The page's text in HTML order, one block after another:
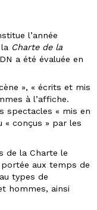
l’année
Charte de la
a été évaluée en
», « écrits et mis
à l’affiche.
spectacles « mis en
« conçus » par les
de la Charte le
aux temps de
types de
hommes, ainsi